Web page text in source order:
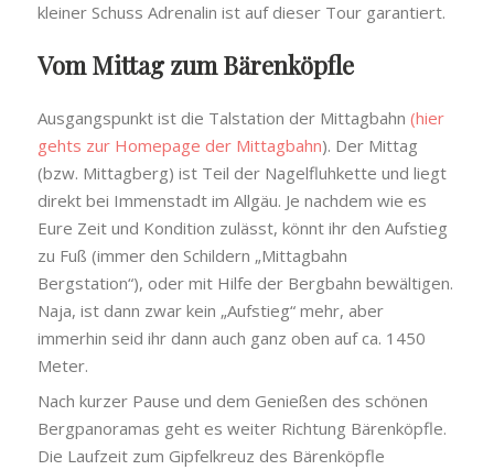
kleiner Schuss Adrenalin ist auf dieser Tour garantiert.
Vom Mittag zum Bärenköpfle
Ausgangspunkt ist die Talstation der Mittagbahn(hier
gehts zur Homepage der Mittagbahn). Der Mittag
(bzw. Mittagberg) ist Teil der Nagelfluhkette und liegt
direkt bei Immenstadt im Allgäu. Je nachdem wie es
Eure Zeit und Kondition zulässt, könnt ihr den Aufstieg
zu Fuß (immer den Schildern „Mittagbahn
Bergstation“), oder mit Hilfe der Bergbahn bewältigen.
Naja, ist dann zwar kein „Aufstieg“ mehr, aber
immerhin seid ihr dann auch ganz oben auf ca. 1450
Meter.
Nach kurzer Pause und dem Genießen des schönen
Bergpanoramas geht es weiter Richtung Bärenköpfle.
Die Laufzeit zum Gipfelkreuz des Bärenköpfle